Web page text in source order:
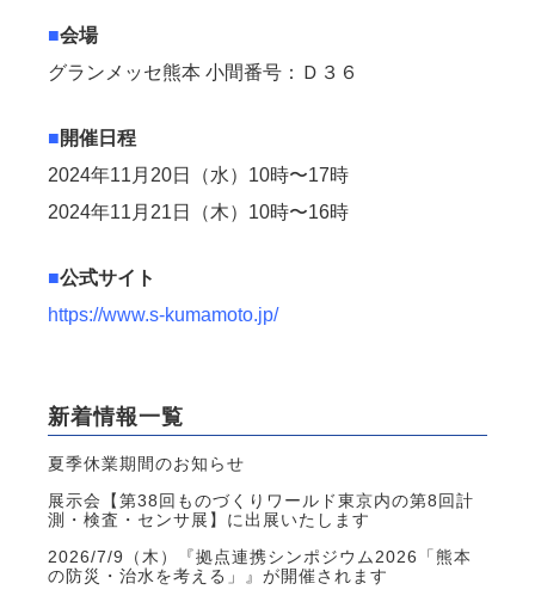
■会場
グランメッセ熊本 ⼩間番号：Ｄ３６
■開催⽇程
2024年11⽉20⽇（⽔）10時〜17時
2024年11⽉21⽇（⽊）10時〜16時
■公式サイト
https://www.s-kumamoto.jp/
新着情報一覧
夏季休業期間のお知らせ
展示会【第38回ものづくりワールド東京内の第8回計
測・検査・センサ展】に出展いたします
2026/7/9（木）『拠点連携シンポジウム2026「熊本
の防災・治水を考える」』が開催されます